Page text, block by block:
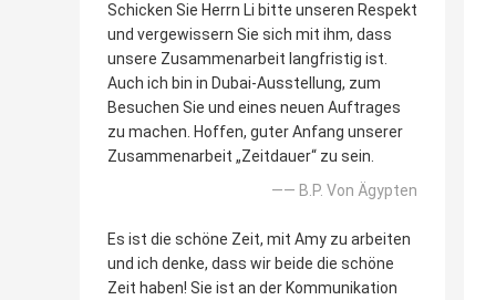
Schicken Sie Herrn Li bitte unseren Respekt
und vergewissern Sie sich mit ihm, dass
unsere Zusammenarbeit langfristig ist.
Auch ich bin in Dubai-Ausstellung, zum
Besuchen Sie und eines neuen Auftrages
zu machen. Hoffen, guter Anfang unserer
Zusammenarbeit „Zeitdauer“ zu sein.
—— B.P. Von Ägypten
Es ist die schöne Zeit, mit Amy zu arbeiten
und ich denke, dass wir beide die schöne
Zeit haben! Sie ist an der Kommunikation